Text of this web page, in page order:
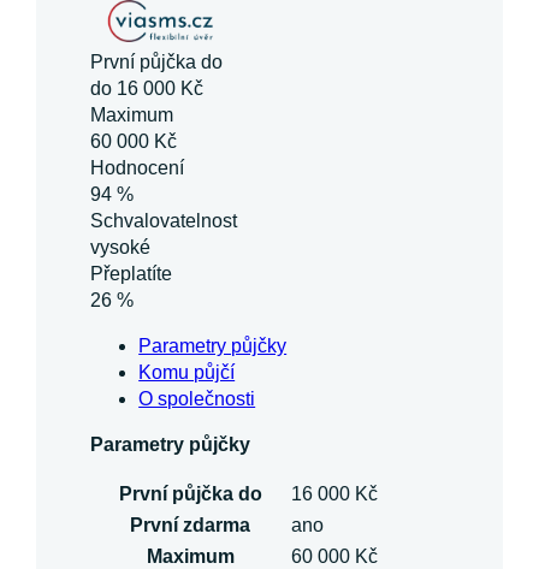
První půjčka do
do 16 000 Kč
Maximum
60 000 Kč
Hodnocení
94 %
Schvalovatelnost
vysoké
Přeplatíte
26 %
Parametry půjčky
Komu půjčí
O společnosti
Parametry půjčky
První půjčka do
16 000 Kč
První zdarma
ano
Maximum
60 000 Kč